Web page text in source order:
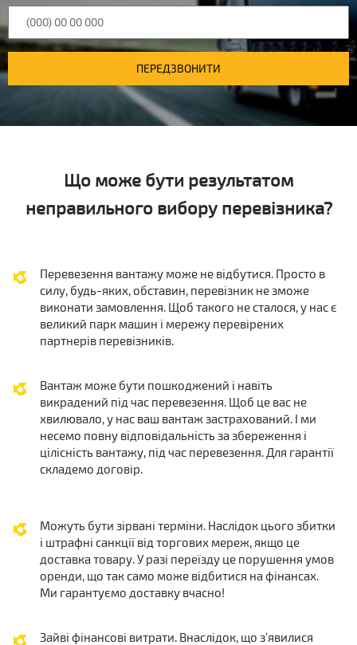
ПЕРЕДЗВОНИТИ
Що може бути результатом
неправильного вибору перевізника?
Перевезення вантажу може не відбутися. Просто в
силу, будь-яких, обставин, перевізник не зможе
виконати замовлення. Щоб такого не сталося, у нас є
великий парк машин і мережу перевірених
партнерів перевізників.
Вантаж може бути пошкоджений і навіть
викрадений під час перевезення. Щоб це вас не
хвилювало, у нас ваш вантаж застрахований. І ми
несемо повну відповідальність за збереження і
цілісність вантажу, під час перевезення. Для гарантії
складемо договір.
Можуть бути зірвані терміни. Наслідок цього збитки
і штрафні санкції від торгових мереж, якщо це
доставка товару. У разі переїзду це порушення умов
оренди, що так само може відбитися на фінансах.
Ми гарантуємо доставку вчасно!
Зайві фінансові витрати. Внаслідок, що з'явилися